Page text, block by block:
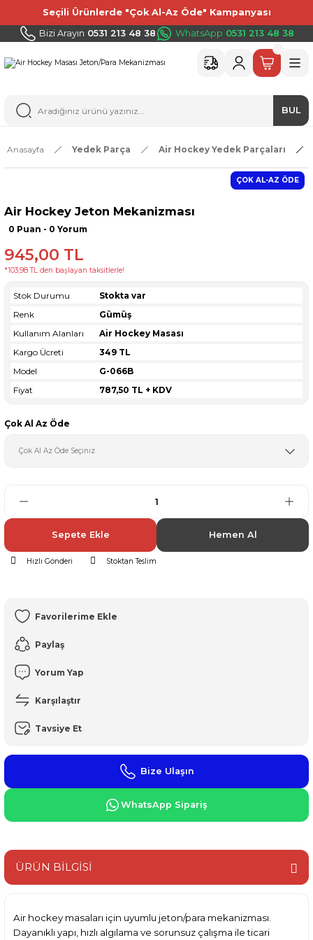
Seçili Ürünlerde "Çok Al-Az Öde" Kampanyası
Bizi Arayın 0531 213 48 38 WhatsApp 0531 213 48 38
BUL
Anasayfa Yedek Parça Air Hockey Yedek Parçaları
ÇOK AL-AZ ÖDE
Air Hockey Jeton Mekanizması
0 Puan - 0 Yorum
945,00 TL
*103,98 TL den başlayan taksitlerle!
Stok Durumu
Stokta var
Renk
Gümüş
Kullanım Alanları
Air Hockey Masası
Kargo Ücreti
349 TL
Model
G-066B
Fiyat
787,50 TL + KDV
Çok Al Az Öde
Sepete Ekle Hemen Al
Hızlı Gönderi Stoktan Teslim
Paylaş
Yorum Yap
Karşılaştır
Tavsiye Et
Bize Ulaşın
WhatsApp Sipariş
ÜRÜN BİLGİSİ
Air hockey masaları için uyumlu jeton/para mekanizması.
Dayanıklı yapı, hızlı algılama ve sorunsuz çalışma ile ticari